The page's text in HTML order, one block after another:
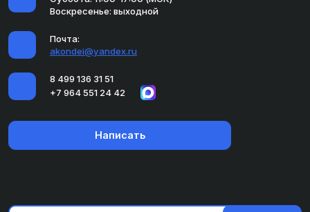
Воскресенье: выходной
Почта:
akondei@yandex.ru
8 499 136 31 51
+7 964 551 24 42
Написать